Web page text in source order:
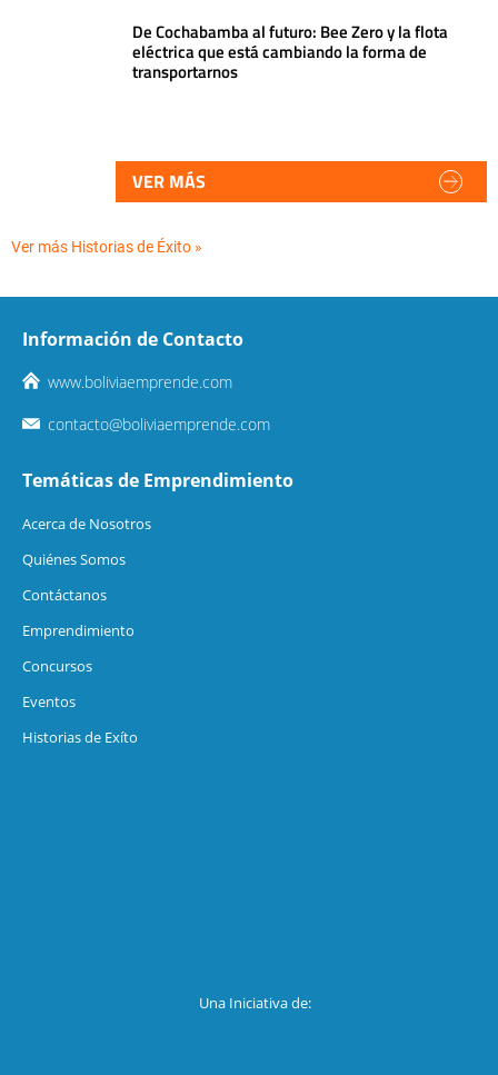
De Cochabamba al futuro: Bee Zero y la flota
eléctrica que está cambiando la forma de
transportarnos
VER MÁS
Ver más Historias de Éxito »
Información de Contacto
www.boliviaemprende.com
contacto@boliviaemprende.com
Temáticas de Emprendimiento
Acerca de Nosotros
Quiénes Somos
Contáctanos
Emprendimiento
Concursos
Eventos
Historias de Exíto
Una Iniciativa de: